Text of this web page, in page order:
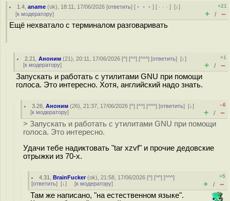
1.4 ,aname (ok), 18:11, 17/06/2026 [ответить] [ ﹢﹢﹢] [ · · ·][↓]
[к модератору]
+21
+ / –
Ещё нехватало с терминалом разговаривать
2.21 ,Аноним (21), 20:11, 17/06/2026 [^] [^^] [^^^] [ответить][↓]
[к модератору]
+1
+ / –
Запускать и работать с утилитами GNU при помощи
голоса. Это интересно. Хотя, английский надо знать.
3.26 ,Аноним (26), 21:37, 17/06/2026 [^] [^^] [^^^] [ответить][↓]
[к модератору]
–6
+ / –
> Запускать и работать с утилитами GNU при помощи
голоса. Это интересно.
Удачи тебе надиктовать "tar xzvf" и прочие дедовские
отрыжки из 70-х.
4.31 ,BrainFucker(ok), 21:58, 17/06/2026 [^] [^^] [^^^]
[ответить] [↓] [к модератору]
+5
+ / –
Там же написано, "на естественном языке".